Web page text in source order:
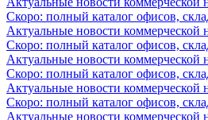
Скоро: полный каталог офисов,
Актуальные новости коммерческой
Скоро: полный каталог офисов,
Актуальные новости коммерческой
Скоро: полный каталог офисов,
Актуальные новости коммерческой
Скоро: полный каталог офисов,
Актуальные новости коммерческой